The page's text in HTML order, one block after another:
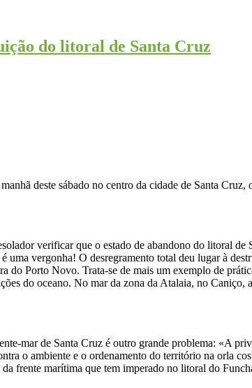
do litoral de Santa Cruz
deste sábado no centro da cidade de Santa
verificar que o estado de abandono do litoral
uma vergonha! O desregramento total deu lugar à
do Porto Novo. Trata-se de mais um exemplo de
do oceano. No mar da zona da Atalaia, no
mar de Santa Cruz é outro grande problema: «A
o ambiente e o ordenamento do território na orla
frente marítima que tem imperado no litoral do